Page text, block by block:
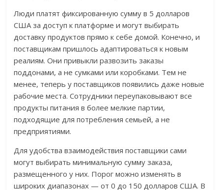
Люди платят фиксированную сумму в 5 долларов
США за доступ к платформе и могут выбирать
доставку продуктов прямо к себе домой. Конечно, и
поставщикам пришлось адаптироваться к новым
реалиям. Они привыкли развозить заказы
поддонами, а не сумками или коробками. Тем не
менее, теперь у поставщиков появились даже новые
рабочие места. Сотрудники переупаковывают все
продукты питания в более мелкие партии,
подходящие для потребления семьей, а не
предприятиями.
Для удобства взаимодействия поставщики сами
могут выбирать минимальную сумму заказа,
размещенного у них. Порог можно изменять в
широких диапазонах — от 0 до 150 долларов США. В